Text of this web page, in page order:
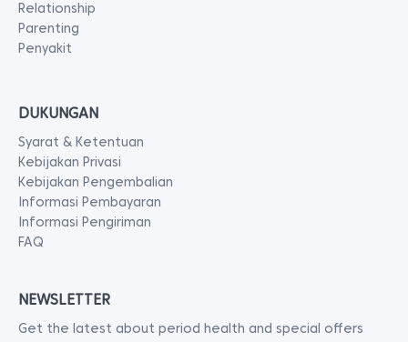
Relationship
Parenting
Penyakit
DUKUNGAN
Syarat & Ketentuan
Kebijakan Privasi
Kebijakan Pengembalian
Informasi Pembayaran
Informasi Pengiriman
FAQ
NEWSLETTER
Get the latest about period health and special offers